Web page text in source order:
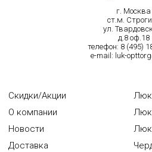
г. Москва
ст.м.
ул.
д.8 оф.18
телефон: 8 (495)
e-mail: luk-
Скидки/Акции
О компании
Новости
Доставка